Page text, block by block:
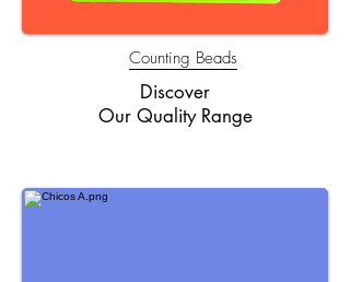
Counting Beads
Discover
Our Quality Range